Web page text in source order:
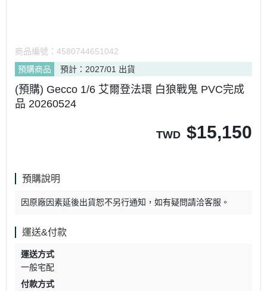
商品編號： 4580744651042
預購商品
預計：2027/01 出貨
(預購) Gecco 1/6 艾爾登法環 白狼戰鬼 PVC完成
品 20260524
TWD $15,150
預購說明
因原廠因素延後出貨恕不另行通知，如有疑問請洽客服。
運送&付款
運送方式
一般宅配
付款方式